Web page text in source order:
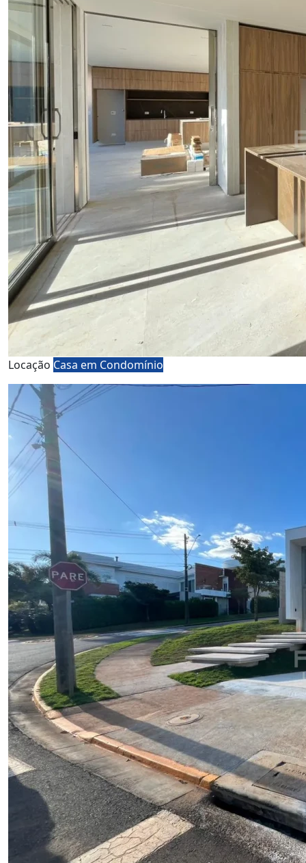
Locação Casa em Condomínio